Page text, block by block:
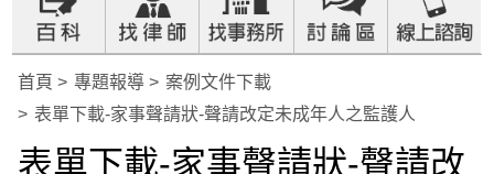
首頁 專題報導
案例文件下載
表單下載-家事聲請狀-聲請改定未成年人之監護人
表單下載-家事聲請狀-聲請改